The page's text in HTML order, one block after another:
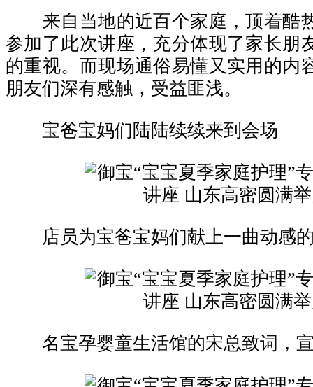
来自当地的近百个家庭，顶着酷
参加了此次讲座，充分体现了家长朋
的重视。而现场通俗易懂又实用的内
朋友们深有感触，受益匪浅。
宝爸宝妈们陆陆续续来到会场
店员为宝爸宝妈们献上一曲动感
名宝孕婴童生活馆的宋总致词，